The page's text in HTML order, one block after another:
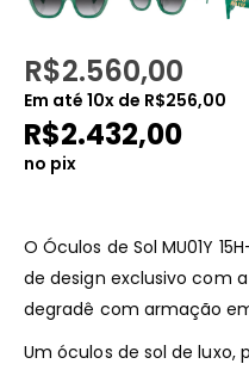
R$2.560,00
Em até 10x de R$256,00
R$2.432,00
no pix
O Óculos de Sol MU01Y
de design exclusivo com
degradê com armação
Um óculos de sol de luxo,